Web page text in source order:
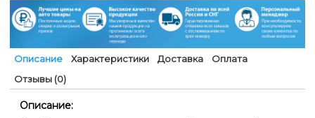
Описание Характеристики Доставка
Оплата
Отзывы (0)
Описание: